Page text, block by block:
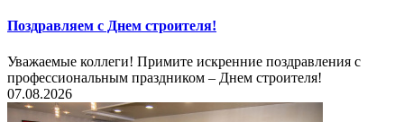
Поздравляем с Днем строителя!
Уважаемые коллеги! Примите искренние поздравления с
профессиональным праздником – Днем строителя!
07.08.2026